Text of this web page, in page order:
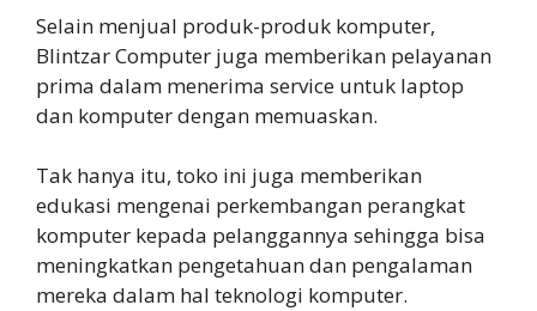
Selain menjual produk-produk komputer,
Blintzar Computer juga memberikan pelayanan
prima dalam menerima service untuk laptop
dan komputer dengan memuaskan.
Tak hanya itu, toko ini juga memberikan
edukasi mengenai perkembangan perangkat
komputer kepada pelanggannya sehingga bisa
meningkatkan pengetahuan dan pengalaman
mereka dalam hal teknologi komputer.